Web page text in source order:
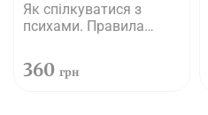
Як спілкуватися з
психами. Правила
неадекватними й
нестерпними людьми
360 грн